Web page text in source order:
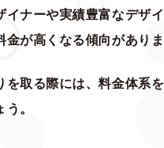
イナーや実績豊富なデザ
金が高くなる傾向がありま
を取る際には、料金体系
。